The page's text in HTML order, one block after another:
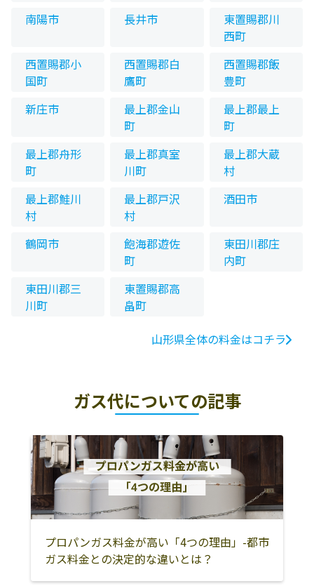
南陽市 長井市
東置賜郡川
西町
西置賜郡小
国町
西置賜郡白
鷹町
西置賜郡飯
豊町
新庄市
最上郡金山
町
最上郡最上
町
最上郡舟形
町
最上郡真室
川町
最上郡大蔵
村
最上郡鮭川
村
最上郡戸沢
村
酒田市
鶴岡市
飽海郡遊佐
町
東田川郡庄
内町
東田川郡三
川町
東置賜郡高
畠町
山形県全体の料金はコチラ
ガス代についての記事
プロパンガス料金が高い「4つの理由」-都市
ガス料金との決定的な違いとは？